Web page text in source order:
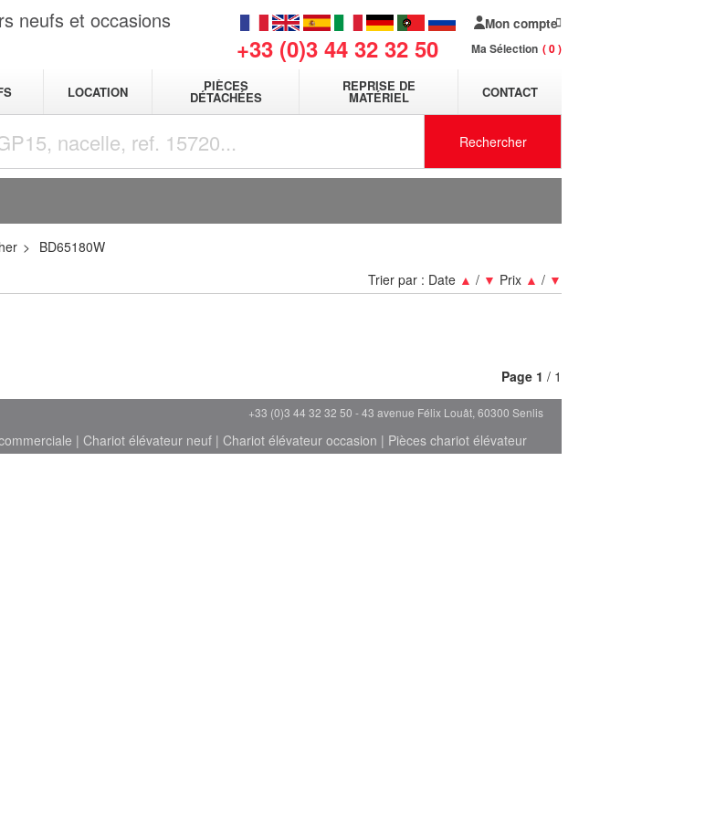
neufs et occasions
+33 (0)3 44 32 32 50
Mon compte
Ma Sélection 0
LOCATION PIÈCES
DÉTACHÉES
REPRISE DE
MATÉRIEL CONTACT
Rechercher
BD65180W
Trier par : Date ▲ / ▼ Prix ▲ / ▼
Page 1 / 1
+33 (0)3 44 32 32 50 - 43 avenue Félix Louât, 60300 Senlis
| Chariot élévateur neuf| Chariot élévateur occasion | Pièces chariot élévateur